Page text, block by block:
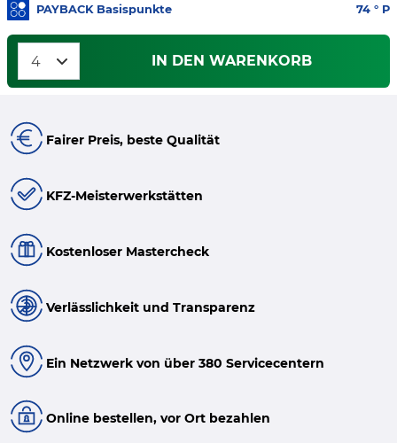
PAYBACK Basispunkte 74 ° P
IN DEN WARENKORB
Fairer Preis, beste Qualität
KFZ-Meisterwerkstätten
Kostenloser Mastercheck
Verlässlichkeit und Transparenz
Ein Netzwerk von über 380 Servicecentern
Online bestellen, vor Ort bezahlen